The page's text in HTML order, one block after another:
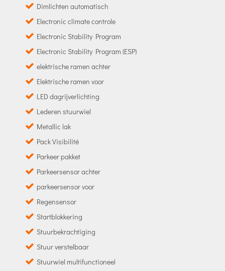
Dimlichten automatisch
Electronic climate controle
Electronic Stability Program
Electronic Stability Program (ESP)
elektrische ramen achter
Elektrische ramen voor
LED dagrijverlichting
Lederen stuurwiel
Metallic lak
Pack Visibilité
Parkeer pakket
Parkeersensor achter
parkeersensor voor
Regensensor
Startblokkering
Stuurbekrachtiging
Stuur verstelbaar
Stuurwiel multifunctioneel